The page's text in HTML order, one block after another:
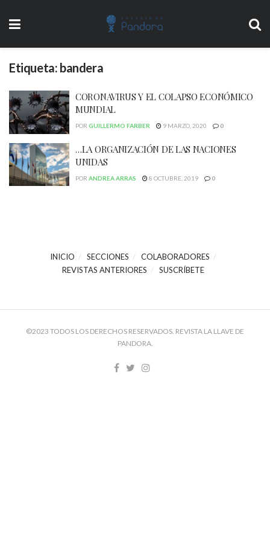
Etiqueta: bandera
CORONAVIRUS Y EL COLAPSO ECONÓMICO
MUNDIAL
POR GUILLERMO FARBER 9 MARZO, 2020 0
…LA ORGANIZACIÓN DE LAS NACIONES
UNIDAS
POR ANDREA ARRAS 8 OCTUBRE, 2019 0
INICIO SECCIONES
COLABORADORES
REVISTAS ANTERIORES
SUSCRÍBETE
©2023 TODOS LOS DERECHOS RESERVADOS. REVISTA LA LLAVE DE
PANDORA.